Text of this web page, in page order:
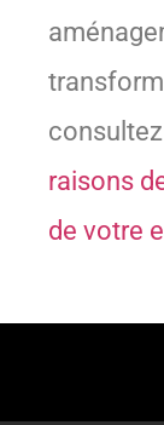
raisons
de votre